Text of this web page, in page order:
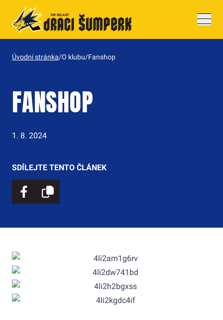
Drobečková navigace
Úvodní stránka/O klubu/Fanshop
FANSHOP
1. 8. 2024
SDÍLEJTE TENTO ČLÁNEK